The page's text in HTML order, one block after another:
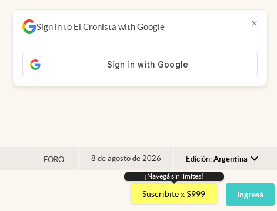
FORO 8 de agosto de 2026 Edición: Argentina
Argentina
España
¡Navegá sin limites!
Suscribite x $999 Ingresá
Sign in to El Cronista with Google ×